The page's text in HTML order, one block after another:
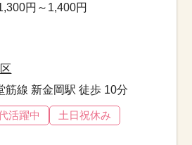
円～1,400円
筋線 新金岡駅 徒歩 10分
活躍中
土日祝休み